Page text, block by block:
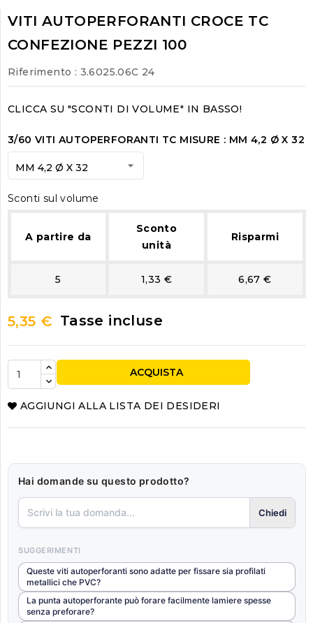
VITI AUTOPERFORANTI CROCE TC
CONFEZIONE PEZZI 100
Riferimento : 3.6025.06C 24
CLICCA SU "SCONTI DI VOLUME" IN BASSO!
3/60 VITI AUTOPERFORANTI TC MISURE : MM 4,2 Ø X 32
Sconti sul volume
A partire da
Sconto
unità
Risparmi
5 1,33 € 6,67 €
5,35 € Tasse incluse
ACQUISTA
AGGIUNGI ALLA LISTA DEI DESIDERI
Hai domande su questo prodotto?
Chiedi
SUGGERIMENTI
Queste viti autoperforanti sono adatte per fissare sia profilati
metallici che PVC?
La punta autoperforante può forare facilmente lamiere spesse
senza preforare?